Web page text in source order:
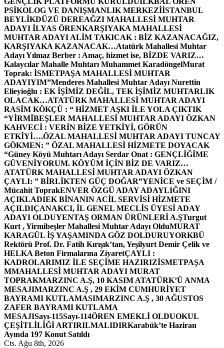
PSİKOLOG VE DANIŞMANLIK MERKEZİİSTANBUL
BEYLİKDÜZÜ DEREAĞZI MAHALLESİ MUHTAR
ADAYI İLYAS ÖRENKARŞIYAKA MAHALLESİ
MUHTAR ADAYI ALİM TAKICAK : BİZ KAZANACAĞIZ,
KARŞIYAKA KAZANACAK…Atatürk Mahallesi Muhtar
Adayı Yılmaz Berber : Amaç, hizmet ise, BİZDE VARIZ…
Kalaycılar Mahalle Muhtarı Muhammet KaradöngelMurat
Toprak: İSMETPAŞA MAHALLESİ MUHTAR
ADAYIYIM”Menderes Mahallesi Muhtar Adayı Nurettin
Elieyioğlu : EK İŞİMİZ DEĞİL, TEK İŞİMİZ MUHTARLIK
OLACAK…ATATÜRK MAHALLESİ MUHTAR ADAYI
RASİM KÖKÇÜ : “ HİZMET AŞKI İLE YOLA ÇIKTIK
“YİRMİBEŞLER MAHALLESİ MUHTAR ADAYI ÖZKAN
KAHVECİ : VERİN BİZE YETKİYİ, GÖRÜN
ETKİYİ….ÖZAL MAHALLESİ MUHTAR ADAYI TUNCAY
GÖKMEN: ” ÖZAL MAHALLESİ HİZMETE DOYACAK
“Güney Köyü Muhtarı Adayı Serdar Onat : GENÇLİĞİME
GÜVENİYORUM. KÖYÜM İÇİN BİZ DE VARIZ…
ATATÜRK MAHALLESİ MUHTAR ADAYI ÖZKAN
ÇAYLI: ” BİRLİKTEN GÜÇ DOĞAR”YENİCE ve SEÇİM /
Mücahit ToprakENVER ÖZGÜ ADAY ADAYLIĞINI
AÇIKLADIEK BİNANIN ACİL SERVİSİ HİZMETE
AÇILDIÇANAKCI, İL GENEL MECLİS ÜYESİ ADAY
ADAYI OLDUYENTAŞ ORMAN ÜRÜNLERİ A.ŞTurgut
Kurt , Yirmibeşler Mahallesi Muhtar Adayı OlduMURAT
KARAGÜL İŞ YAŞAMINDA GÖZ DOLDURUYORKBÜ
Rektörü Prof. Dr. Fatih Kırışık’tan, Yeşilyurt Demir Çelik ve
HELKA Beton Firmalarına ZiyaretÇAYLI :
KADROLARIMIZ İLE SEÇİME HAZIRIZİSMETPAŞA
MMAHALLESİ MUHTAR ADAYI MURAT
TOPRAKMARZINC A.Ş, 10 KASIM ATATÜRK’Ü ANMA
MESAJIMARZINC A.Ş , 29 EKİM CUMHURİYET
BAYRAMI KUTLAMASIMARZINC A.Ş , 30 AĞUSTOS
ZAFER BAYRAMI KUTLAMA
MESAJISayı-115Sayı-114ÖREN EMEKLİ OLDUOKUL
ÇEŞİTLİLİĞİ ARTIRILMALIDIRKarabük’te Haziran
Ayında 197 Konut Satıldı
Cts. Ağu 8th, 2026